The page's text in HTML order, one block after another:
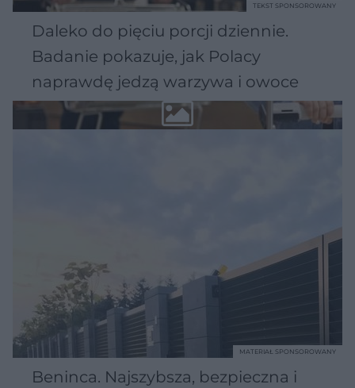
Daleko do pięciu porcji dziennie.
Badanie pokazuje, jak Polacy
naprawdę jedzą warzywa i owoce
TEKST SPONSOROWANY
Beninca. Najszybsza, bezpieczna i
MATERIAŁ SPONSOROWANY